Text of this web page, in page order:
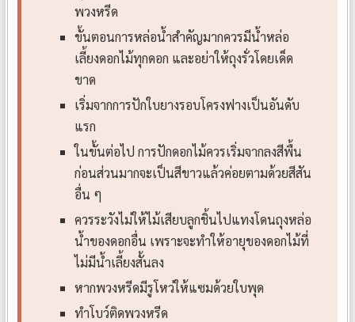
พวงหรีด
ขั้นตอนการหล่อน้ำสำคัญมากควรมีน้ำหล่อ
เลี้ยงดอกไม้ทุกดอก และอย่าให้ถุงรั่วโดยเด็ด
ขาด
เริ่มจากการปักใบยางรอบโครงฟางเป็นอันดับ
แรก
ในขั้นต่อไป การปักดอกไม้ควรเริ่มจากลงสีพื้น
ก่อนส่วนมากจะเป็นสีขาวแล้วค่อยตามด้วยสีสัน
อื่น ๆ
ควรระวังไม่ให้ไม้เสียบลูกชิ้นไปแทงโดนถุงหล่อ
น้ำของดอกอื่น เพราะจะทำให้อายุของดอกไม้ที่
ไม่มีน้ำเลี้ยงสั้นลง
หากพวงหรีดมีรูโหว่ให้แซมด้วยใบพุด
ทำโบว์ติดพวงหรีด